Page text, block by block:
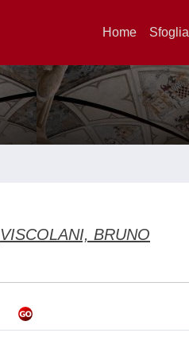
Home Sfoglia
VISCOLANI, BRUNO